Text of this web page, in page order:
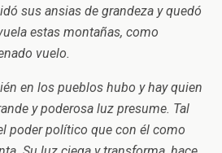
sus ansias de grandeza y quedó
estas montañas, como
vuelo.
en los pueblos hubo y hay quien
y poderosa luz presume. Tal
poder político que con él como